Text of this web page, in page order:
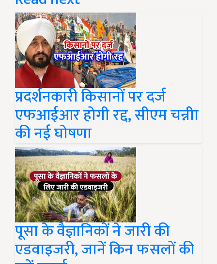
प्रदर्शनकारी किसानों पर दर्ज
एफआईआर होगी रद्द, सीएम चन्नीा
की नई घोषणा
पूसा के वैज्ञानिकों ने जारी की
एडवाइजरी, जानें किन फसलों की